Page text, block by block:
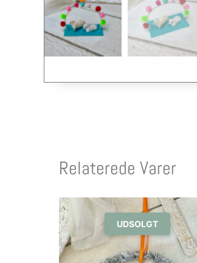
Relaterede Varer
UDSOLGT